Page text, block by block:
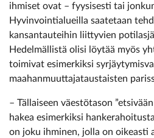
ihmiset ovat – fyysisesti tai
Hyvinvointialueilla saatetaan
kansantauteihin liittyvien
Hedelmällistä olisi löytää myös
toimivat esimerkiksi
maahanmuuttajataustaisten
– Tällaiseen väestötason
hakea esimerkiksi
on joku ihminen, jolla on oikeasti